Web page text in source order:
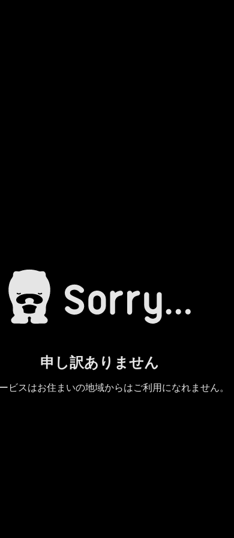
申し訳ありません
ビスはお住まいの地域からはご利用になれません。